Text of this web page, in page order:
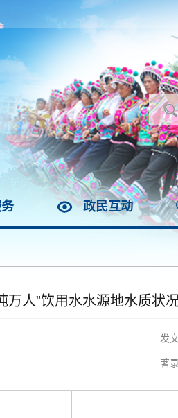
政民互动
万人”饮用水水源地水质状
发
著